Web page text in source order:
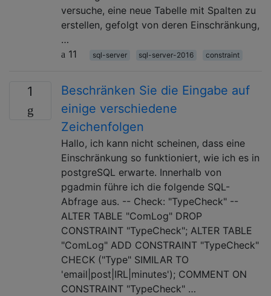
versuche, eine neue Tabelle mit Spalten zu
erstellen, gefolgt von deren Einschränkung,
…
11
sql-server sql-server-2016 constraint
1
Beschränken Sie die Eingabe auf
einige verschiedene
Zeichenfolgen
Hallo, ich kann nicht scheinen, dass eine
Einschränkung so funktioniert, wie ich es in
postgreSQL erwarte. Innerhalb von
pgadmin führe ich die folgende SQL-
Abfrage aus. -- Check: "TypeCheck" --
ALTER TABLE "ComLog" DROP
CONSTRAINT "TypeCheck"; ALTER TABLE
"ComLog" ADD CONSTRAINT "TypeCheck"
CHECK ("Type" SIMILAR TO
'email|post|IRL|minutes'); COMMENT ON
CONSTRAINT "TypeCheck" …